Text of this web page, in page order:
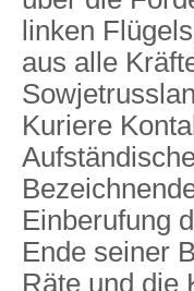
linken
aus alle
Kuriere
Einberufung
Ende seiner
Räte und die